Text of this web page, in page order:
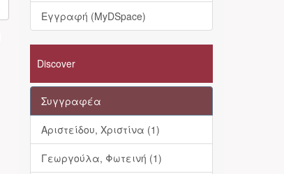
Εγγραφή (MyDSpace)
Discover
Συγγραφέα
Αριστείδου, Χριστίνα (1)
Γεωργούλα, Φωτεινή (1)